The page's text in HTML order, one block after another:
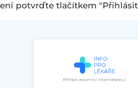
potvrďte tlačítkem "Přihlásit